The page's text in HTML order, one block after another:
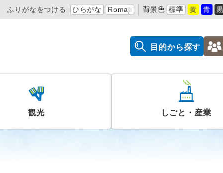
ふりがなをつける ひらがな Romaji 背景色 標準 黄 青
目的から探す
観光 しごと・産業